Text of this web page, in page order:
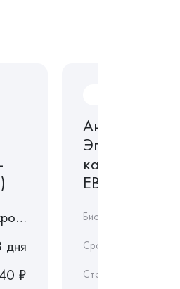
Сыворотка крови
дня
₽
Антитела к
Эпштейн-
капсидному
EBV, VCA),
Биоматериал:
Срок исполнения:
Стоимость